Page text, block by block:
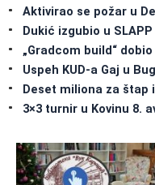
Aktivirao se požar u
Dukić izgubio u
„Gradcom build“
Uspeh KUD-a Gaj u
Deset miliona za štap
3×3 turnir u Kovinu 8.